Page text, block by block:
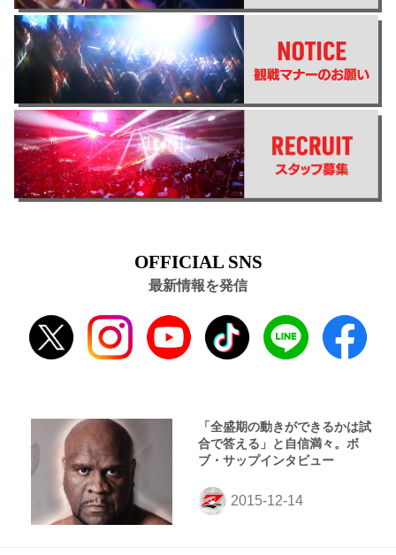
OFFICIAL SNS
最新情報を発信
「全盛期の動きができるかは試
合で答える」と自信満々。ボ
ブ・サップインタビュー